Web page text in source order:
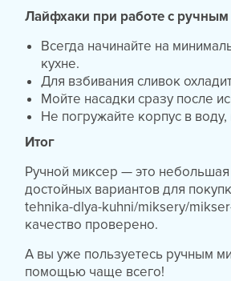
Лайфхаки при работе с
Всегда начинайте на
кухне.
Для взбивания сливок
Мойте насадки сразу после
Не погружайте корпус в
Итог
Ручной миксер — это
достойных вариантов для
tehnika-dlya-kuhni/miksery/
качество проверено.
А вы уже пользуетесь ручным
помощью чаще всего!